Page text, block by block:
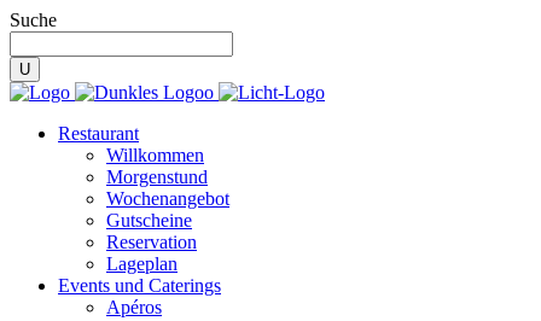
Suche
Restaurant
Willkommen
Morgenstund
Wochenangebot
Gutscheine
Reservation
Lageplan
Events und Caterings
Apéros